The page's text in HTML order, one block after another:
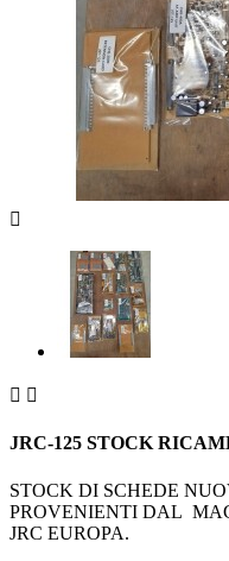

 
JRC-125 STOCK
STOCK DI SCHEDE
PROVENIENTI DAL
JRC EUROPA.